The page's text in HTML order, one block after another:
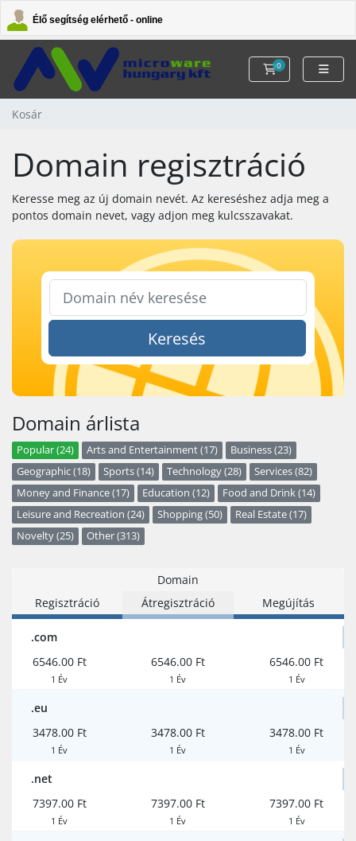
Élő segítség elérhető - online
0
Kosár
Kosár
Domain regisztráció
Keresse meg az új domain nevét. Az kereséshez adja meg a
pontos domain nevet, vagy adjon meg kulcsszavakat.
Keresés
Domain árlista
Popular (24) Arts and Entertainment (17)
Business (23)
Geographic (18)
Sports (14) Technology (28)
Services (82)
Money and Finance (17)
Education (12)
Food and Drink (14)
Leisure and Recreation (24)
Shopping (50)
Real Estate (17)
Novelty (25)
Other (313)
Domain
Regisztráció
Átregisztráció Megújítás
.com
6546.00 Ft
1 Év
6546.00 Ft
1 Év
6546.00 Ft
1 Év
.eu
3478.00 Ft
1 Év
3478.00 Ft
1 Év
3478.00 Ft
1 Év
.net
7397.00 Ft
1 Év
7397.00 Ft
1 Év
7397.00 Ft
1 Év